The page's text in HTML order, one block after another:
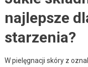
najlepsze
starzenia?
W pielęgnacji skóry z